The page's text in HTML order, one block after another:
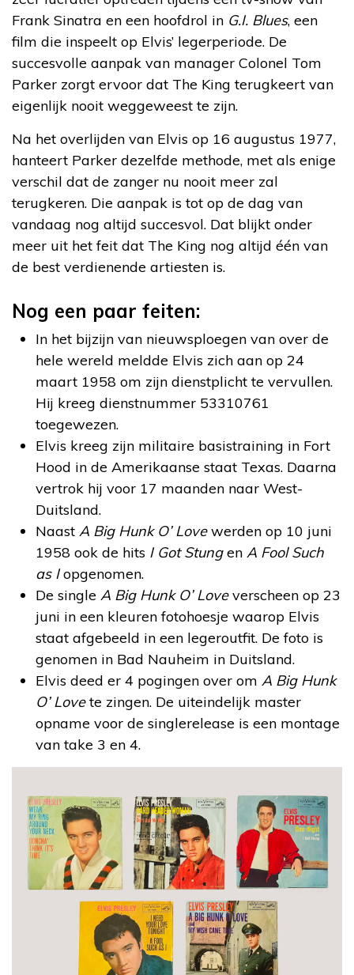
Frank Sinatra en een hoofdrol in G.I. Blues, een
film die inspeelt op Elvis’ legerperiode. De
succesvolle aanpak van manager Colonel Tom
Parker zorgt ervoor dat The King terugkeert van
eigenlijk nooit weggeweest te zijn.
Na het overlijden van Elvis op 16 augustus 1977,
hanteert Parker dezelfde methode, met als enige
verschil dat de zanger nu nooit meer zal
terugkeren. Die aanpak is tot op de dag van
vandaag nog altijd succesvol. Dat blijkt onder
meer uit het feit dat The King nog altijd één van
de best verdienende artiesten is.
Nog een paar feiten:
In het bijzijn van nieuwsploegen van over de
hele wereld meldde Elvis zich aan op 24
maart 1958 om zijn dienstplicht te vervullen.
Hij kreeg dienstnummer 53310761
toegewezen.
Elvis kreeg zijn militaire basistraining in Fort
Hood in de Amerikaanse staat Texas. Daarna
vertrok hij voor 17 maanden naar West-
Duitsland.
Naast A Big Hunk O’ Lovewerden op 10 juni
1958 ook de hits I Got Stungen A Fool Such
as Iopgenomen.
De single A Big Hunk O’ Loveverscheen op 23
juni in een kleuren fotohoesje waarop Elvis
staat afgebeeld in een legeroutfit. De foto is
genomen in Bad Nauheim in Duitsland.
Elvis deed er 4 pogingen over om A Big Hunk
O’ Lovete zingen. De uiteindelijk master
opname voor de singlerelease is een montage
van take 3 en 4.